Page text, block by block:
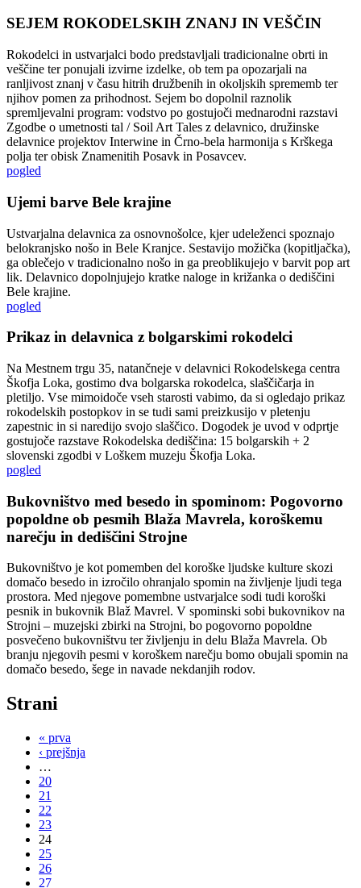
SEJEM ROKODELSKIH ZNANJ IN VEŠČIN
Rokodelci in ustvarjalci bodo predstavljali tradicionalne obrti in
veščine ter ponujali izvirne izdelke, ob tem pa opozarjali na
ranljivost znanj v času hitrih družbenih in okoljskih sprememb ter
njihov pomen za prihodnost. Sejem bo dopolnil raznolik
spremljevalni program: vodstvo po gostujoči mednarodni razstavi
Zgodbe o umetnosti tal / Soil Art Tales z delavnico, družinske
delavnice projektov Interwine in Črno-bela harmonija s Krškega
polja ter obisk Znamenitih Posavk in Posavcev.
pogled
Ujemi barve Bele krajine
Ustvarjalna delavnica za osnovnošolce, kjer udeleženci spoznajo
belokranjsko nošo in Bele Kranjce. Sestavijo možička (kopitljačka),
ga oblečejo v tradicionalno nošo in ga preoblikujejo v barvit pop art
lik. Delavnico dopolnjujejo kratke naloge in križanka o dediščini
Bele krajine.
pogled
Prikaz in delavnica z bolgarskimi rokodelci
Na Mestnem trgu 35, natančneje v delavnici Rokodelskega centra
Škofja Loka, gostimo dva bolgarska rokodelca, slaščičarja in
pletiljo. Vse mimoidoče vseh starosti vabimo, da si ogledajo prikaz
rokodelskih postopkov in se tudi sami preizkusijo v pletenju
zapestnic in si naredijo svojo slaščico. Dogodek je uvod v odprtje
gostujoče razstave Rokodelska dediščina: 15 bolgarskih + 2
slovenski zgodbi v Loškem muzeju Škofja Loka.
pogled
Bukovništvo med besedo in spominom: Pogovorno
popoldne ob pesmih Blaža Mavrela, koroškemu
narečju in dediščini Strojne
Bukovništvo je kot pomemben del koroške ljudske kulture skozi
domačo besedo in izročilo ohranjalo spomin na življenje ljudi tega
prostora. Med njegove pomembne ustvarjalce sodi tudi koroški
pesnik in bukovnik Blaž Mavrel. V spominski sobi bukovnikov na
Strojni – muzejski zbirki na Strojni, bo pogovorno popoldne
posvečeno bukovništvu ter življenju in delu Blaža Mavrela. Ob
branju njegovih pesmi v koroškem narečju bomo obujali spomin na
domačo besedo, šege in navade nekdanjih rodov.
Strani
« prva
‹ prejšnja
…
20
21
22
23
24
25
26
27